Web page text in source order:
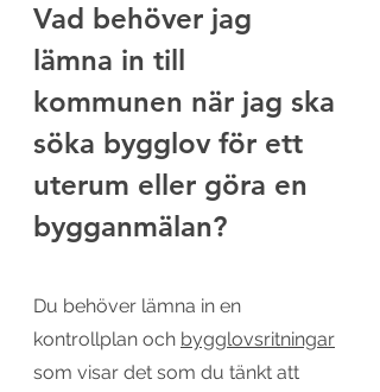
Vad behöver jag
lämna in till
kommunen när jag ska
söka bygglov för ett
uterum eller göra en
bygganmälan?
Du behöver lämna in en
kontrollplan och bygglovsritningar
som visar det som du tänkt att